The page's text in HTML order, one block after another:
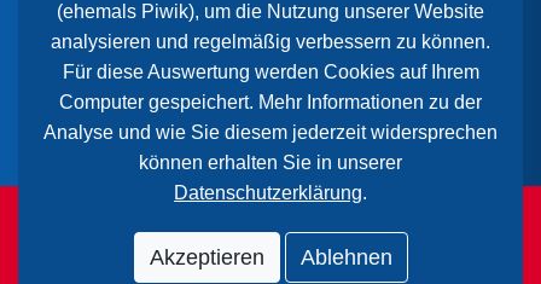
Der Paritätische Sachsen-Anhalt
Wiener Straße 2
39112 Magdeburg
Alle Rechte vorbehalten.
(ehemals Piwik), um die Nutzung unserer Website
analysieren und regelmäßig verbessern zu können.
Für diese Auswertung werden Cookies auf Ihrem
Computer gespeichert. Mehr Informationen zu der
Analyse und wie Sie diesem jederzeit widersprechen
können erhalten Sie in unserer
Datenschutzerklärung.
Akzeptieren Ablehnen